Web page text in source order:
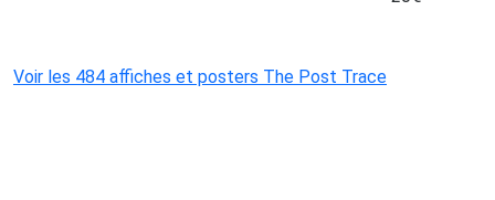
Voir les 484 affiches et posters The Post Trace